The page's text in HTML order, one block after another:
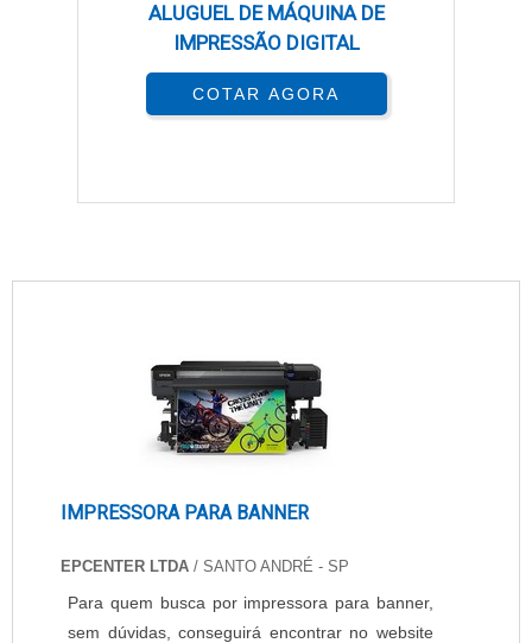
ALUGUEL DE MÁQUINA DE
IMPRESSÃO DIGITAL
COTAR AGORA
IMPRESSORA PARA BANNER
EPCENTER LTDA / SANTO ANDRÉ - SP
Para quem busca por impressora para banner,
sem dúvidas, conseguirá encontrar no website